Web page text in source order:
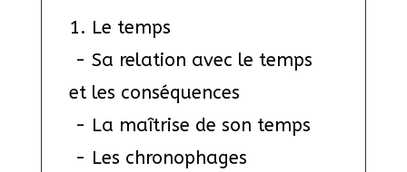
1. Le temps
et les conséquences
- La maîtrise de son temps
- Les chronophages